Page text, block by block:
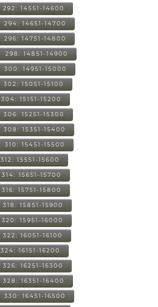
292: 14551-14600
294: 14651-14700
296: 14751-14800
298: 14851-14900
300: 14951-15000
302: 15051-15100
304: 15151-15200
306: 15251-15300
308: 15351-15400
310: 15451-15500
312: 15551-15600
314: 15651-15700
316: 15751-15800
318: 15851-15900
320: 15951-16000
322: 16051-16100
324: 16151-16200
326: 16251-16300
328: 16351-16400
330: 16451-16500